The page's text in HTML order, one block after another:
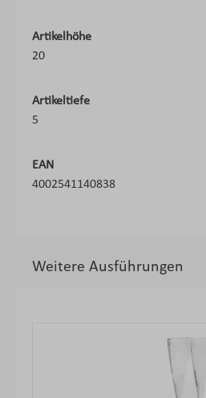
Artikelhöhe
20
Artikeltiefe
5
EAN
4002541140838
Weitere Ausführungen